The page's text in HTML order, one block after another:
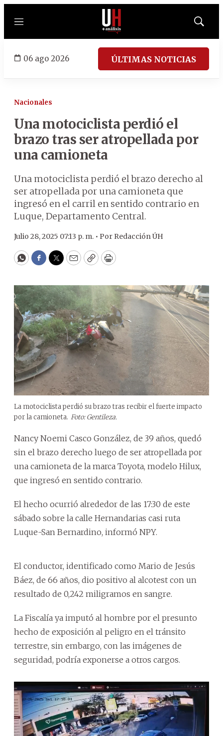
Menú
Mostrar
06 ago 2026 ÚLTIMAS NOTICIAS
Nacionales
Una motociclista perdió el
brazo tras ser atropellada por
una camioneta
Una motociclista perdió el brazo derecho al
ser atropellada por una camioneta que
ingresó en el carril en sentido contrario en
Luque, Departamento Central.
Julio 28, 2025 07:13 p. m. • Por Redacción ÚH
WhatsApp
Facebook
Twitter
EmailCopyPrint
La motociclista perdió su brazo tras recibir el fuerte impacto
por la camioneta. Foto: Gentileza.
Nancy Noemi Casco González, de 39 años, quedó
sin el brazo derecho luego de ser atropellada por
una camioneta de la marca Toyota, modelo Hilux,
que ingresó en sentido contrario.
El hecho ocurrió alrededor de las 17:30 de este
sábado sobre la calle Hernandarias casi ruta
Luque-San Bernardino, informó NPY.
El conductor, identificado como Mario de Jesús
Báez, de 66 años, dio positivo al alcotest con un
resultado de 0,242 miligramos en sangre.
La Fiscalía ya imputó al hombre por el presunto
hecho de exposición al peligro en el tránsito
terrestre, sin embargo, con las imágenes de
seguridad, podría exponerse a otros cargos.